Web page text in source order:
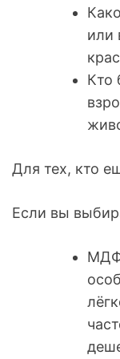
или
Кто
Для тех, кто
Если вы
МДФ